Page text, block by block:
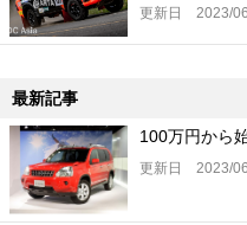
更新日 2023/
最新記事
100万円から
更新日 2023/